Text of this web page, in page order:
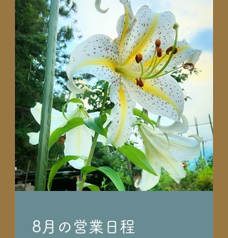
ー)、ペンタス(ダイヤモンド) 銀河鉄
道をイメージしたプレートには八芒星
が輝きます❇️ 仲の良いご友人にもと、
さらに3点スカルだけのブレスレット
もペアオーダーでお創りさせて頂き、
お客様だけのスカル作品が完成しまし
た💀✨ 独立前にバイカーの社長のお店
で働いていた頃の経験も今に活きてい
るなぁと感謝♪ 繊細なものからハード
なものまで幅広くあらゆるジャンルの
ファッションに合わせた作品が創作で
きるのは私にとって経験値となり私の
です。 #どこまでも探求できる メイン
8月の営業日程